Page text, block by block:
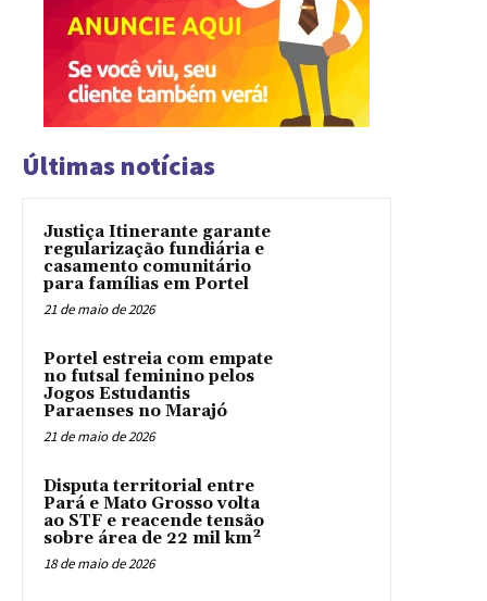
Últimas notícias
Justiça Itinerante garante
regularização fundiária e
casamento comunitário
para famílias em Portel
21 de maio de 2026
Portel estreia com empate
no futsal feminino pelos
Jogos Estudantis
Paraenses no Marajó
21 de maio de 2026
Disputa territorial entre
Pará e Mato Grosso volta
ao STF e reacende tensão
sobre área de 22 mil km²
18 de maio de 2026